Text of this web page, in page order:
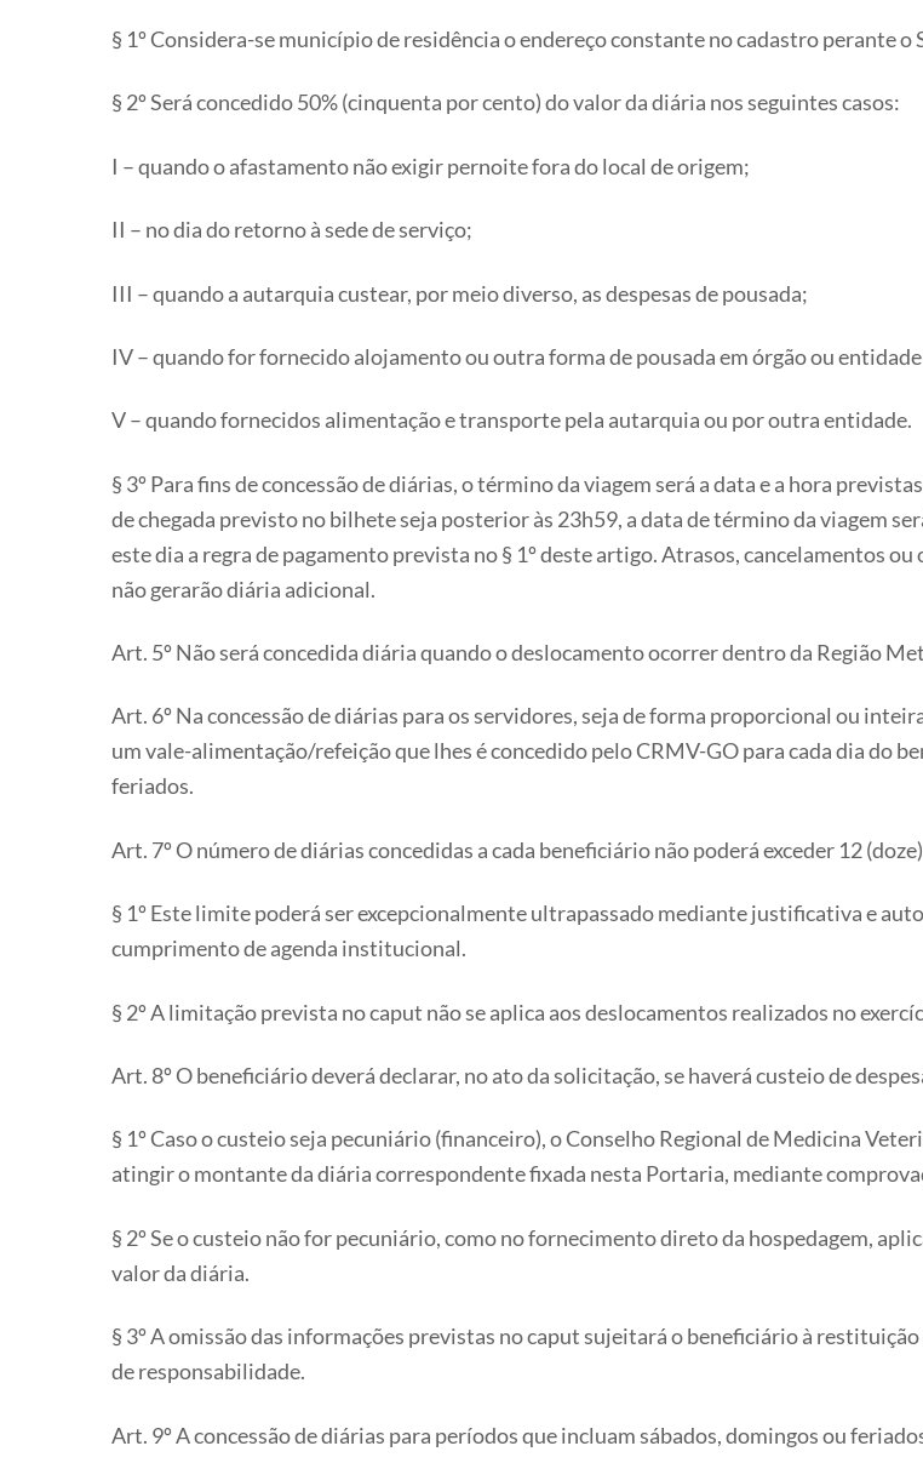
§ 1º Considera-se município de residência o endereço constante no cadastro perante
§ 2º Será concedido 50% (cinquenta por cento) do valor da diária nos seguintes casos:
I – quando o afastamento não exigir pernoite fora do local de origem;
II – no dia do retorno à sede de serviço;
III – quando a autarquia custear, por meio diverso, as despesas de pousada;
IV – quando for fornecido alojamento ou outra forma de pousada em órgão ou
V – quando fornecidos alimentação e transporte pela autarquia ou por outra entidade.
§ 3º Para fins de concessão de diárias, o término da viagem será a data e a hora
de chegada previsto no bilhete seja posterior às 23h59, a data de término da viagem
este dia a regra de pagamento prevista no § 1º deste artigo. Atrasos, cancelamentos
não gerarão diária adicional.
Art. 5º Não será concedida diária quando o deslocamento ocorrer dentro da Região
Art. 6º Na concessão de diárias para os servidores, seja de forma proporcional ou
um vale-alimentação/refeição que lhes é concedido pelo CRMV-GO para cada dia do
feriados.
Art. 7º O número de diárias concedidas a cada beneficiário não poderá exceder 12
§ 1º Este limite poderá ser excepcionalmente ultrapassado mediante justificativa e
cumprimento de agenda institucional.
§ 2º A limitação prevista no caput não se aplica aos deslocamentos realizados no
Art. 8º O beneficiário deverá declarar, no ato da solicitação, se haverá custeio de
§ 1º Caso o custeio seja pecuniário (financeiro), o Conselho Regional de Medicina
atingir o montante da diária correspondente fixada nesta Portaria, mediante
§ 2º Se o custeio não for pecuniário, como no fornecimento direto da hospedagem,
valor da diária.
§ 3º A omissão das informações previstas no caput sujeitará o beneficiário à
de responsabilidade.
Art. 9º A concessão de diárias para períodos que incluam sábados, domingos ou